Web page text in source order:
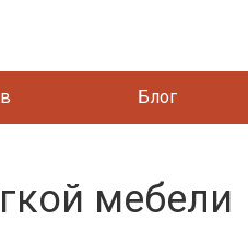
Блог
мебели